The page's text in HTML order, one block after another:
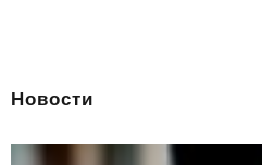
Новости